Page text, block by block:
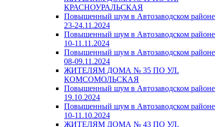
КРАСНОУРАЛЬСКАЯ
Повышенный шум в Автозаводском районе
23-24.11.2024
Повышенный шум в Автозаводском районе
10-11.11.2024
Повышенный шум в Автозаводском районе
08-09.11.2024
ЖИТЕЛЯМ ДОМА № 35 ПО УЛ.
КОМСОМОЛЬСКАЯ
Повышенный шум в Автозаводском районе
19.10.2024
Повышенный шум в Автозаводском районе
10-11.10.2024
ЖИТЕЛЯМ ДОМА № 43 ПО УЛ.